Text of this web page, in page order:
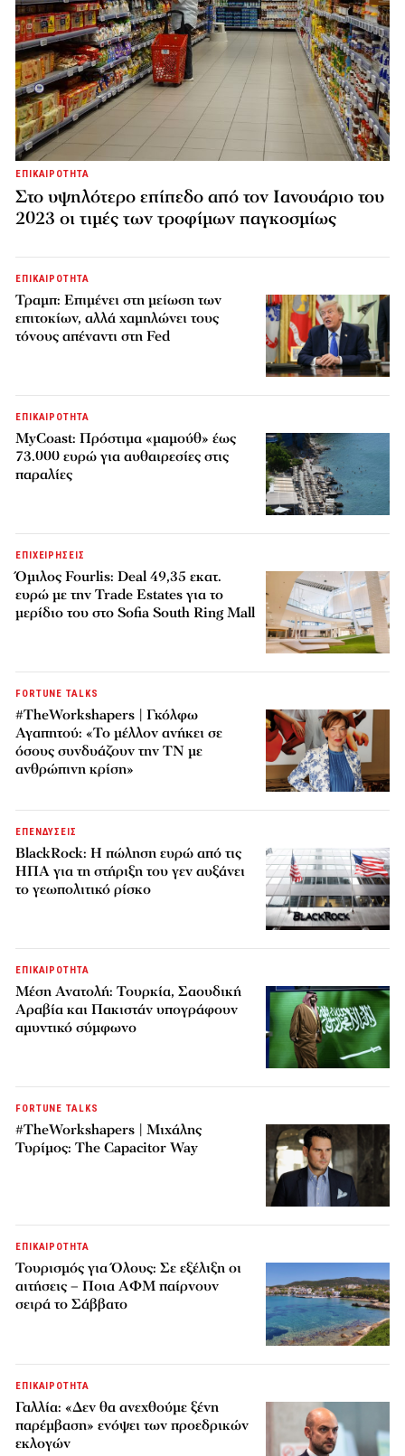
ΕΠΙΚΑΙΡΟΤΗΤΑ
Στο υψηλότερο επίπεδο από τον Ιανουάριο του
2023 οι τιμές των τροφίμων παγκοσμίως
ΕΠΙΚΑΙΡΟΤΗΤΑ
Τραμπ: Επιμένει στη μείωση των
επιτοκίων, αλλά χαμηλώνει τους
τόνους απέναντι στη Fed
ΕΠΙΚΑΙΡΟΤΗΤΑ
MyCoast: Πρόστιμα «μαμούθ» έως
73.000 ευρώ για αυθαιρεσίες στις
παραλίες
ΕΠΙΧΕΙΡΗΣΕΙΣ
Όμιλος Fourlis: Deal 49,35 εκατ.
ευρώ με την Trade Estates για το
μερίδιο του στο Sofia South Ring Mall
FORTUNE TALKS
#TheWorkshapers | Γκόλφω
Αγαπητού: «Το μέλλον ανήκει σε
όσους συνδυάζουν την ΤΝ με
ανθρώπινη κρίση»
ΕΠΕΝΔΥΣΕΙΣ
BlackRock: Η πώληση ευρώ από τις
ΗΠΑ για τη στήριξη του γεν αυξάνει
το γεωπολιτικό ρίσκο
ΕΠΙΚΑΙΡΟΤΗΤΑ
Μέση Ανατολή: Τουρκία, Σαουδική
Αραβία και Πακιστάν υπογράφουν
αμυντικό σύμφωνο
FORTUNE TALKS
#TheWorkshapers | Μιχάλης
Τυρίμος: The Capacitor Way
ΕΠΙΚΑΙΡΟΤΗΤΑ
Τουρισμός για Όλους: Σε εξέλιξη οι
αιτήσεις – Ποια ΑΦΜ παίρνουν
σειρά το Σάββατο
ΕΠΙΚΑΙΡΟΤΗΤΑ
Γαλλία: «Δεν θα ανεχθούμε ξένη
παρέμβαση» ενόψει των προεδρικών
εκλογών